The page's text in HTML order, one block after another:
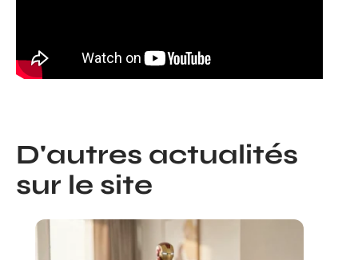
D'autres actualités
sur le site